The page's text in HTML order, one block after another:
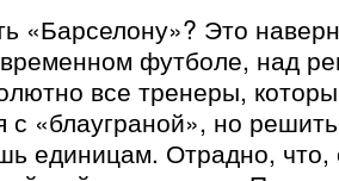
«Барселону»? Это
футболе, над
все тренеры,
с «блауграной», но
единицам. Отрадно,